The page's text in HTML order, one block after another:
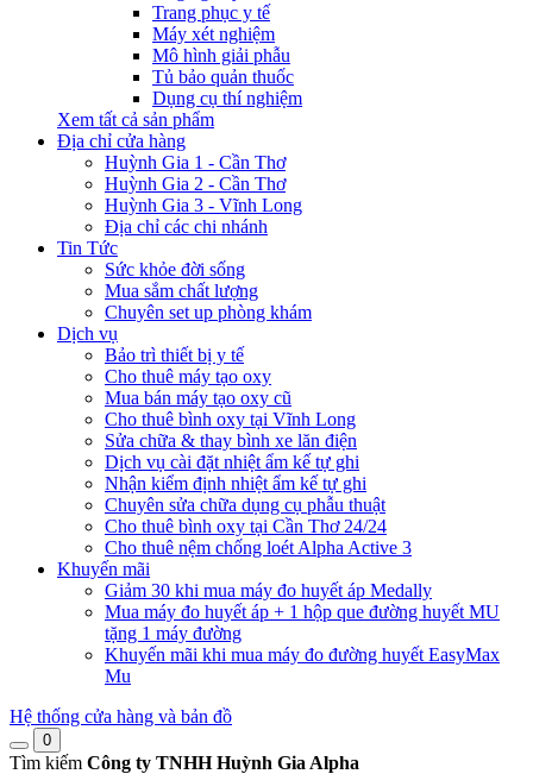
Trang phục y tế
Máy xét nghiệm
Mô hình giải phẫu
Tủ bảo quản thuốc
Dụng cụ thí nghiệm
Xem tất cả sản phẩm
Địa chỉ cửa hàng
Huỳnh Gia 1 - Cần Thơ
Huỳnh Gia 2 - Cần Thơ
Huỳnh Gia 3 - Vĩnh Long
Địa chỉ các chi nhánh
Tin Tức
Sức khỏe đời sống
Mua sắm chất lượng
Chuyên set up phòng khám
Dịch vụ
Bảo trì thiết bị y tế
Cho thuê máy tạo oxy
Mua bán máy tạo oxy cũ
Cho thuê bình oxy tại Vĩnh Long
Sửa chữa & thay bình xe lăn điện
Dịch vụ cài đặt nhiệt ẩm kế tự ghi
Nhận kiểm định nhiệt ẩm kế tự ghi
Chuyên sửa chữa dụng cụ phẫu thuật
Cho thuê bình oxy tại Cần Thơ 24/24
Cho thuê nệm chống loét Alpha Active 3
Khuyến mãi
Giảm 30 khi mua máy đo huyết áp Medally
Mua máy đo huyết áp + 1 hộp que đường huyết MU
tặng 1 máy đường
Khuyến mãi khi mua máy đo đường huyết EasyMax
Mu
Hệ thống cửa hàng và bản đồ
0
Tìm kiếm Công ty TNHH Huỳnh Gia Alpha